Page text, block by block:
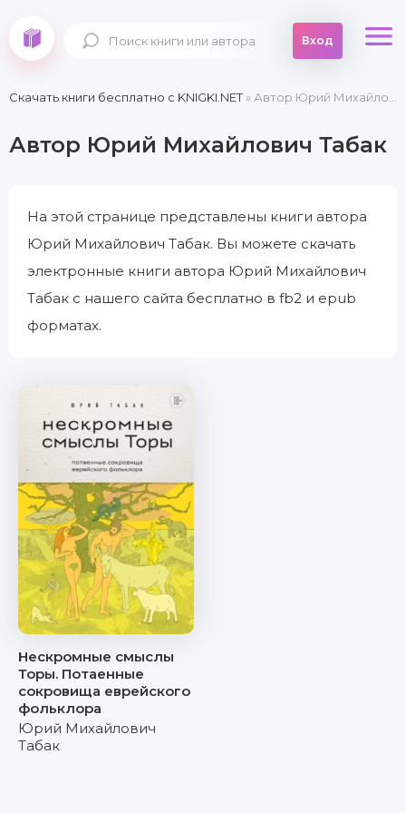
Вход
Скачать книги бесплатно c KNIGKI.NET» Автор Юрий Михайлович Табак
Автор Юрий Михайлович Табак
На этой странице представлены книги автора
Юрий Михайлович Табак. Вы можете скачать
электронные книги автора Юрий Михайлович
Табак с нашего сайта бесплатно в fb2 и epub
форматах.
Нескромные смыслы
Торы. Потаенные
сокровища еврейского
фольклора
Юрий Михайлович
Табак